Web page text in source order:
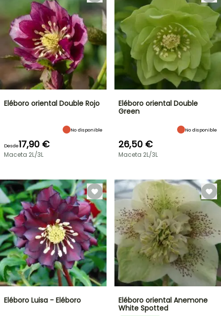
Eléboro oriental Double Rojo
No disponible
Desde17,90 €
Maceta 2L/3L
Eléboro oriental Double
Green
No disponible
26,50 €
Maceta 2L/3L
Eléboro Luisa - Eléboro
Eléboro oriental Anemone
White Spotted